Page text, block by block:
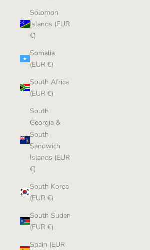
Solomon
Islands (EUR
€)
Somalia
(EUR €)
South Africa
(EUR €)
South
Georgia &
South
Sandwich
Islands (EUR
€)
South Korea
(EUR €)
South Sudan
(EUR €)
Spain (EUR